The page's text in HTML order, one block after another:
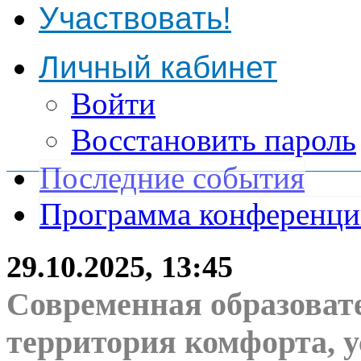
Участвовать!
Личный кабинет
Войти
Восстановить пароль
Последние события
Программа
29.10.2025, 13:45
Современная
территория комфорта,